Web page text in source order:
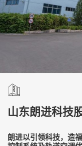
山东朗进科技
朗进以引领科技，造